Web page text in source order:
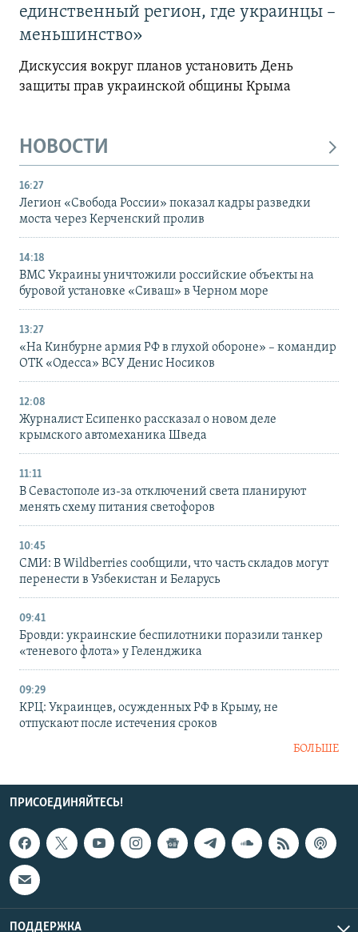
единственный регион, где украинцы –
меньшинство»
Дискуссия вокруг планов установить День
защиты прав украинской общины Крыма
НОВОСТИ
16:27
Легион «Свобода России» показал кадры разведки
моста через Керченский пролив
14:18
ВМС Украины уничтожили российские объекты на
буровой установке «Сиваш» в Черном море
13:27
«На Кинбурне армия РФ в глухой обороне» – командир
ОТК «Одесса» ВСУ Денис Носиков
12:08
Журналист Есипенко рассказал о новом деле
крымского автомеханика Шведа
11:11
В Севастополе из-за отключений света планируют
менять схему питания светофоров
10:45
СМИ: В Wildberries сообщили, что часть складов могут
перенести в Узбекистан и Беларусь
09:41
Бровди: украинские беспилотники поразили танкер
«теневого флота» у Геленджика
09:29
КРЦ: Украинцев, осужденных РФ в Крыму, не
отпускают после истечения сроков
БОЛЬШЕ
ПРИСОЕДИНЯЙТЕСЬ!
ПОДДЕРЖКА